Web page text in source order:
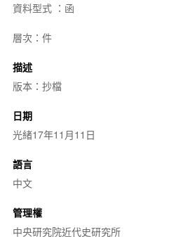
資料型式 ：函
層次：件
描述
版本：抄檔
日期
光緒17年11月11日
語言
中文
管理權
中央研究院近代史研究所